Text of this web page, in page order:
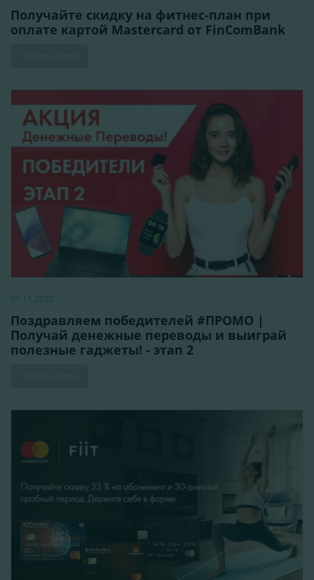
Получайте скидку на фитнес-план при
оплате картой Mastercard от FinComBank
01.11.2022
Поздравляем победителей #ПРОМО |
Получай денежные переводы и выиграй
полезные гаджеты! - этап 2